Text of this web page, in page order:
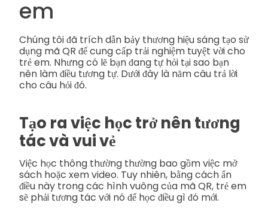
em
Chúng tôi đã trích dẫn bảy thương hiệu sáng tạo sử
dụng mã QR để cung cấp trải nghiệm tuyệt vời cho
trẻ em. Nhưng có lẽ bạn đang tự hỏi tại sao bạn
nên làm điều tương tự. Dưới đây là năm câu trả lời
cho câu hỏi đó.
Tạo ra việc học trở nên tương
tác và vui vẻ
Việc học thông thường thường bao gồm việc mở
sách hoặc xem video. Tuy nhiên, bằng cách ẩn
điều này trong các hình vuông của mã QR, trẻ em
sẽ phải tương tác với nó để học điều gì đó mới.